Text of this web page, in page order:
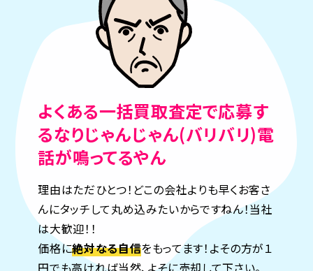
よくある一括買取査定で応募す
るなりじゃんじゃん(バリバリ)電
話が鳴ってるやん
理由はただひとつ！どこの会社よりも早くお客さ
んにタッチして丸め込みたいからですねん！当社
は大歓迎！！
価格に絶対なる自信をもってます！よその方が１
円でも高ければ当然、よそに売却して下さい。